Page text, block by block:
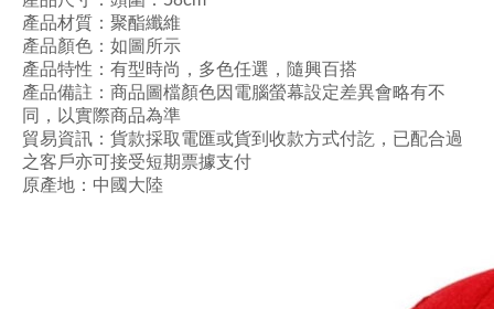
產品材質：聚酯纖維
產品顏色：如圖所示
產品特性： 有型時尚 ，多色任選 ，隨興百搭
產品備註： 商品圖檔顏色因電腦螢幕設定差異會略有不
同 ，以實際商品為準
貿易資訊：貨款採取電匯或貨到收款方式付訖，已配合過
之客戶亦可接受短期票據支付
原產地 ：中國大陸